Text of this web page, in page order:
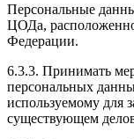
Персональные
ЦОДа,
Федерации.
6.3.3. Принимать
персональных
используемому для
существующем